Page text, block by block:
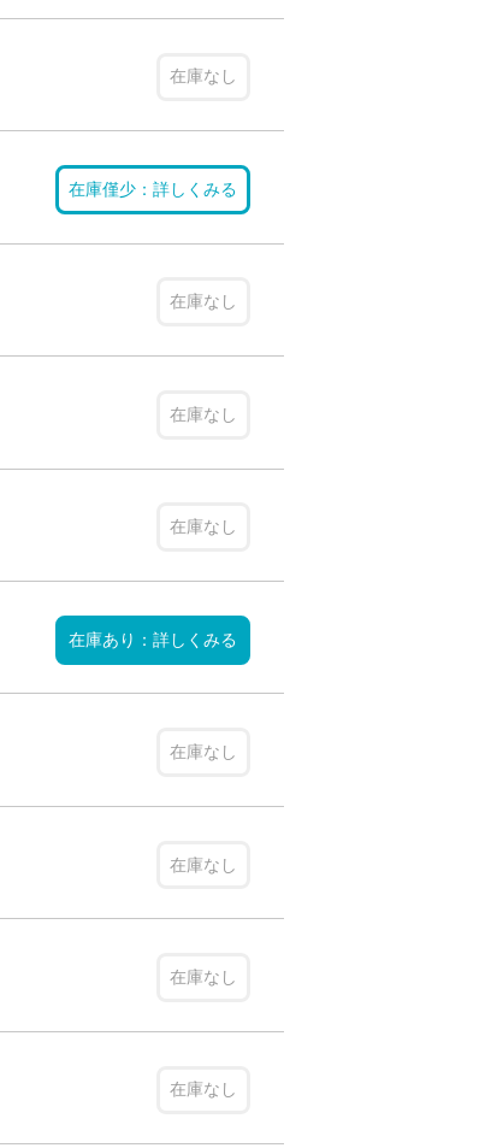
在庫なし
在庫僅少：詳しくみる
在庫なし
在庫なし
在庫なし
在庫あり：詳しくみる
在庫なし
在庫なし
在庫なし
在庫なし